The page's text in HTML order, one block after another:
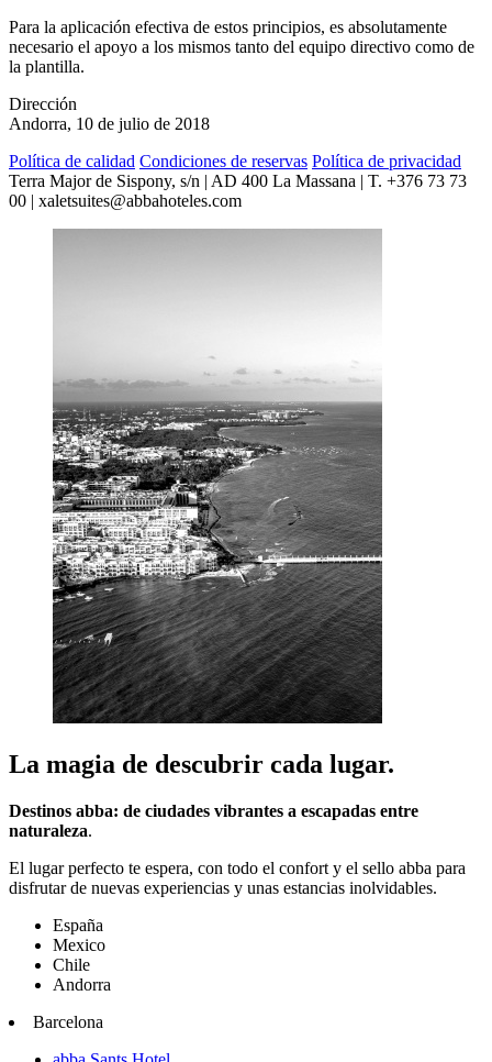
Para la aplicación efectiva de estos principios, es absolutamente
necesario el apoyo a los mismos tanto del equipo directivo como de
la plantilla.
Dirección
Andorra, 10 de julio de 2018
Política de calidad Condiciones de reservas Política de privacidad
Terra Major de Sispony, s/n | AD 400 La Massana | T. +376 73 73
00 | xaletsuites@abbahoteles.com
La magia de descubrir cada lugar.
Destinos abba: de ciudades vibrantes a escapadas entre
naturaleza.
El lugar perfecto te espera, con todo el confort y el sello abba para
disfrutar de nuevas experiencias y unas estancias inolvidables.
España
Mexico
Chile
Andorra
Barcelona